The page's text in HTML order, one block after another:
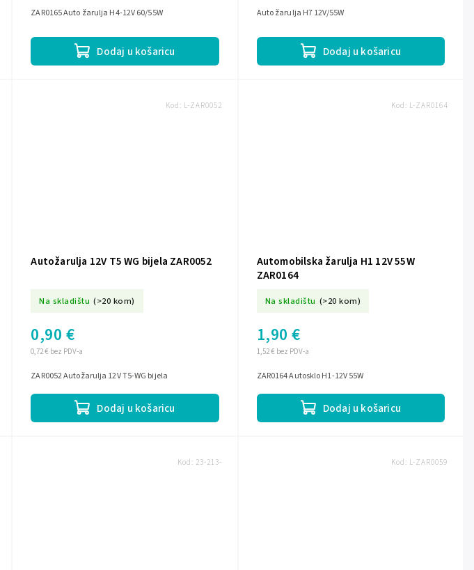
Dodaj u košaricu
ZAR0165 Auto žarulja H4-12V 60/55W
Dodaj u košaricu
Auto žarulja H7 12V/55W
Autožarulja 12V T5 WG bijela ZAR0052
Na skladištu (>20 kom)
0,72 € bez PDV-a
0,90 €
Dodaj u košaricu
ZAR0052 Autožarulja 12V T5-WG bijela
Kod: L-ZAR0052
Automobilska žarulja H1 12V 55W
ZAR0164
Na skladištu (>20 kom)
1,52 € bez PDV-a
1,90 €
Dodaj u košaricu
ZAR0164 Autosklo H1-12V 55W
Kod: L-ZAR0164
Kod: 23-213- Kod: L-ZAR0059